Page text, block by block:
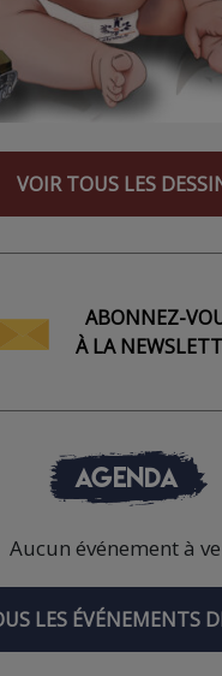
VOIR TOUS LES
ABONNEZ-
À LA
AGENDA
Aucun événement à
LES ÉVÉNEMENTS